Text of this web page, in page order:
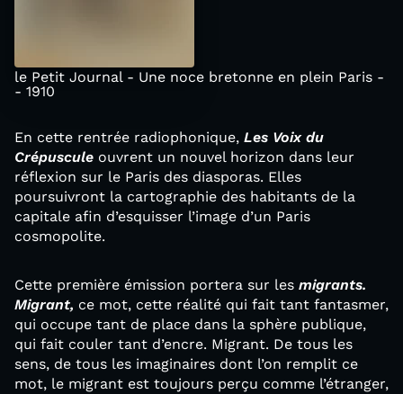
le Petit Journal - Une noce bretonne en plein Paris -
- 1910
En cette rentrée radiophonique, Les Voix du
Crépuscule ouvrent un nouvel horizon dans leur
réflexion sur le Paris des diasporas. Elles
poursuivront la cartographie des habitants de la
capitale afin d’esquisser l’image d’un Paris
cosmopolite.
Cette première émission portera sur les migrants.
Migrant, ce mot, cette réalité qui fait tant fantasmer,
qui occupe tant de place dans la sphère publique,
qui fait couler tant d’encre. Migrant. De tous les
sens, de tous les imaginaires dont l’on remplit ce
mot, le migrant est toujours perçu comme l’étranger,